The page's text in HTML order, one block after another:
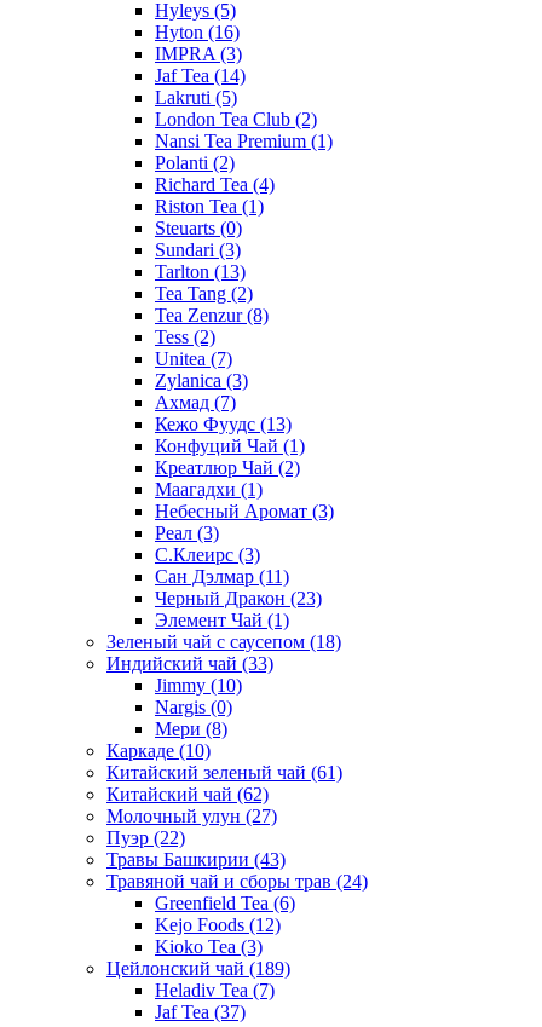
Hyleys (5)
Hyton (16)
IMPRA (3)
Jaf Tea (14)
Lakruti (5)
London Tea Club (2)
Nansi Tea Premium (1)
Polanti (2)
Richard Tea (4)
Riston Tea (1)
Steuarts (0)
Sundari (3)
Tarlton (13)
Tea Tang (2)
Tea Zenzur(8)
Tess (2)
Unitea (7)
Zylanica (3)
Ахмад (7)
Кежо Фуудс (13)
Конфуций Чай (1)
Креатлюр Чай (2)
Маагадхи (1)
Небесный Аромат (3)
Реал (3)
С.Клеирс (3)
Сан Дэлмар (11)
Черный Дракон (23)
Элемент Чай (1)
Зеленый чай с саусепом (18)
Индийский чай (33)
Jimmy (10)
Nargis (0)
Мери (8)
Каркаде (10)
Китайский зеленый чай (61)
Китайский чай (62)
Молочный улун (27)
Пуэр (22)
Травы Башкирии (43)
Травяной чай и сборы трав (24)
Greenfield Tea (6)
Kejo Foods (12)
Kioko Tea (3)
Цейлонский чай (189)
Heladiv Tea (7)
Jaf Tea (37)